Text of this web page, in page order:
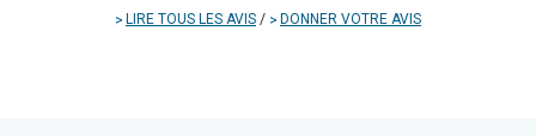
LIRE TOUS LES AVIS / DONNER VOTRE AVIS